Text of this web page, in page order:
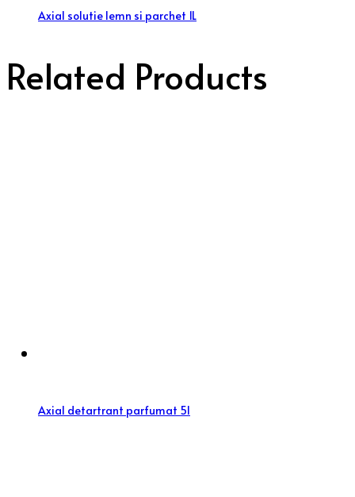
Axial solutie lemn si parchet 1L
Related Products
Axial detartrant parfumat 5l